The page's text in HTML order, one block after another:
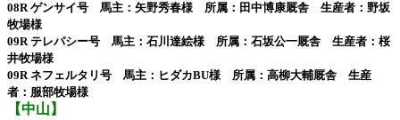
08R ゲンサイ号 馬主：矢野秀春様 所属：田中博康厩舎 生産者：野坂
牧場様
09R テレパシー号 馬主：石川達絵様 所属：石坂公一厩舎 生産者：桜
井牧場様
09R ネフェルタリ号 馬主：ヒダカBU様 所属：高柳大輔厩舎 生産
者：服部牧場様
【中山】